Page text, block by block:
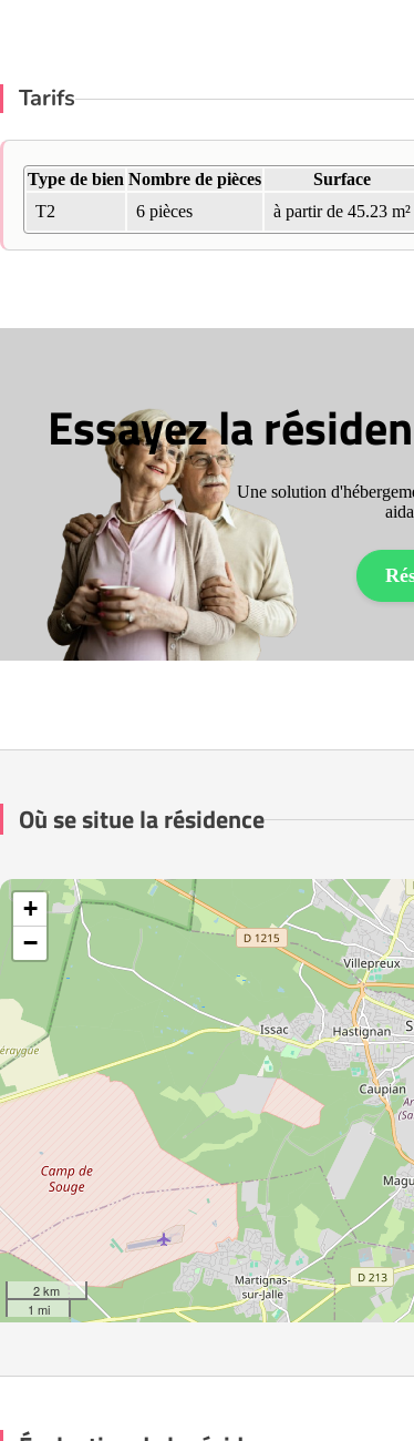
Tarifs
Type de bien Nombre de pièces Surface
T2
6 pièces à partir de 45.23 m²
Essayez la
Une solution
Où se situe la résidence
+
−
2 km
1 mi